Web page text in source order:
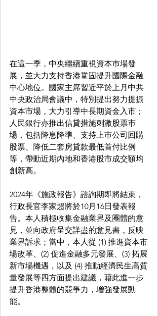
在這一季，中央繼續重視資本巿場發
展，並大力支持香港鞏固提升國際金融
中心地位。國家主席習近平於上月中共
中央政治局會議中，特別提出努力提振
資本市場，大力引導中長期資金入市；
人民銀行亦推出信貸措施刺激股票巿
場，包括降息降準、支持上巿公司回購
股票、降低二套房貸款最低首付比例
等，帶動近期內地和香港股市成交額均
創新高。
2024年《施政報告》諮詢期即將結束，
行政長官李家超將於10月16日發表報
告。本人積極收集金融業界及團體的意
見，並向政府呈交詳盡的意見書，反映
業界訴求；當中，本人從 (1) 推進資本市
場改革、(2) 促進金融多元發展、(3) 拓展
新市場機遇，以及 (4) 推動經濟民生高質
量發展等四方面提出建議，藉此進一步
提升香港整體的競爭力，增強發展動
能。